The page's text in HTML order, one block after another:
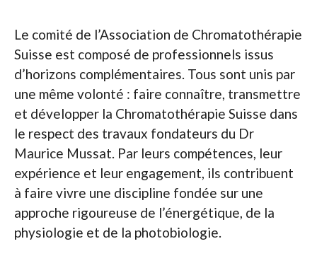
Le comité de l’Association de Chromatothérapie
Suisse est composé de professionnels issus
d’horizons complémentaires. Tous sont unis par
une même volonté : faire connaître, transmettre
et développer la Chromatothérapie Suisse dans
le respect des travaux fondateurs du Dr
Maurice Mussat. Par leurs compétences, leur
expérience et leur engagement, ils contribuent
à faire vivre une discipline fondée sur une
approche rigoureuse de l’énergétique, de la
physiologie et de la photobiologie.